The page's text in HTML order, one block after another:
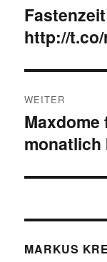
Vorheriger
Beitrag:
http://
WEITER
Nächster
Beitrag:
Maxdome
monatlich
MARKUS